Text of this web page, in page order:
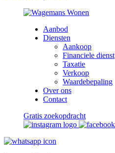
Aanbod
Diensten
Aankoop
Financiele dienst
Taxatie
Verkoop
Waardebepaling
Over ons
Contact
Gratis zoekopdracht